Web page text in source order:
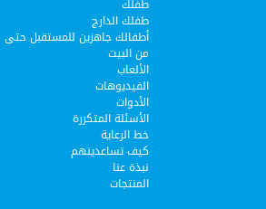
طفلك
طفلك الدارج
أطفالك جاهزين للمستقبل حتى
من البيت
الألعاب
الفيديوهات
الأدوات
الأسئلة المتكررة
خط الرعاية‎
كيف تساعدينهم
نبذة عنا
المنتجات